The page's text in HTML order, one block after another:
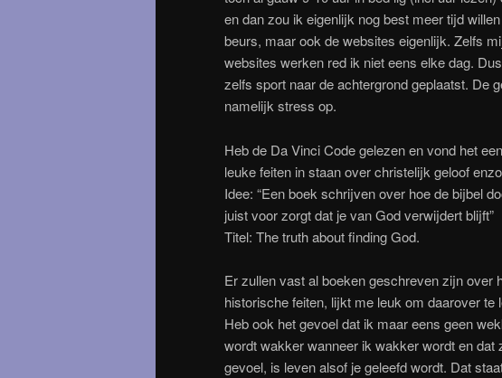
en dan zou ik eigenlijk nog best meer tijd
beurs, maar ook de websites eigenlijk. Zelfs
websites werken red ik niet eens elke dag.
zelfs sport naar de achtergrond geplaatst. De
namelijk stress op.
Heb de Da Vinci Code gelezen en vond het
leuke feiten in staan over christelijk geloof
Idee: “Een boek schrijven over hoe de bijbel
juist voor zorgt dat je van God verwijdert blijft”
Titel: The truth about finding God.
Er zullen vast al boeken geschreven zijn over
historische feiten, lijkt me leuk om daarover te
Heb ook het gevoel dat ik maar eens geen
wordt wakker wanneer ik wakker wordt en dat
gevoel, is leven alsof je geleefd wordt. Dat